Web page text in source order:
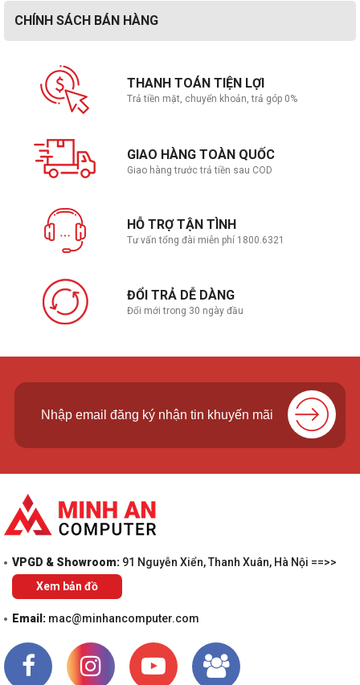
CHÍNH SÁCH BÁN HÀNG
THANH TOÁN TIỆN LỢI
Trả tiền mặt, chuyển khoản, trả góp 0%
GIAO HÀNG TOÀN QUỐC
Giao hàng trước trả tiền sau COD
HỖ TRỢ TẬN TÌNH
Tư vấn tổng đài miễn phí 1800.6321
ĐỔI TRẢ DỄ DÀNG
Đổi mới trong 30 ngày đầu
VPGD & Showroom: 91 Nguyễn Xiển, Thanh Xuân, Hà Nội ==>>
Xem bản đồ
Email: mac@minhancomputer.com